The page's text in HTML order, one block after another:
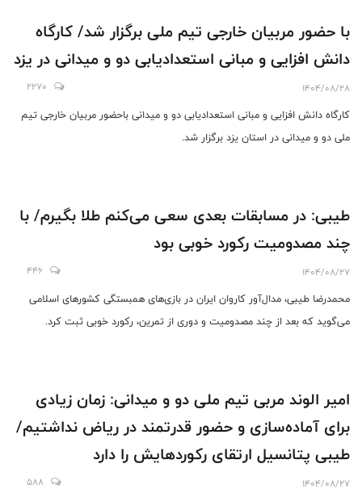
با حضور مربیان خارجی تیم ملی برگزار شد/ کارگاه
دانش افزایی و مبانی استعدادیابی دو و میدانی در یزد
1404/08/28
2270
کارگاه دانش افزایی و مبانی استعدادیابی دو و میدانی باحضور مربیان خارجی تیم
ملی دو و میدانی در استان یزد برگزار شد.
طیبی: در مسابقات بعدی سعی می‌کنم طلا بگیرم/ با
چند مصدومیت رکورد خوبی بود
1404/08/27
446
محمدرضا طیبی، مدال‌آور کاروان ایران در بازی‌های همبستگی کشورهای اسلامی
می‌گوید که بعد از چند مصدومیت و دوری از تمرین، رکورد خوبی ثبت کرد.
امیر الوند مربی تیم ملی دو و میدانی: زمان زیادی
برای آماده‌سازی و حضور قدرتمند در ریاض نداشتیم/
طیبی پتانسیل ارتقای رکوردهایش را دارد
1404/08/27
588